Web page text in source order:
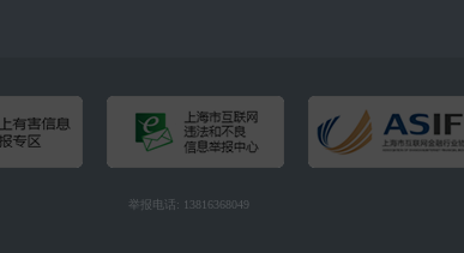
举报电话: 13816368049